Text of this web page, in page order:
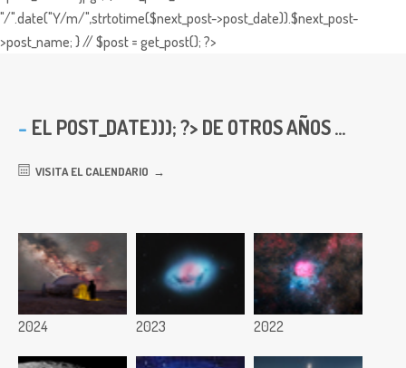
"/".date("Y/m/",strtotime($next_post->post_date)).$next_post-
>post_name; } // $post = get_post(); ?>
EL POST_DATE))); ?> DE OTROS AÑOS ...
VISITA EL CALENDARIO
2024 2023 2022